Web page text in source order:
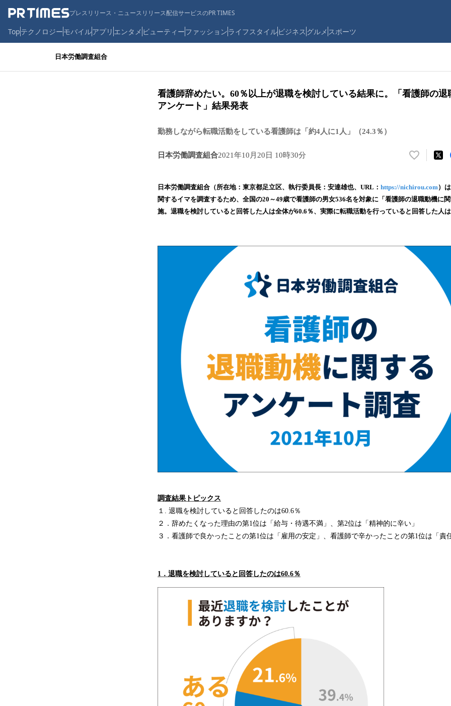
プレスリリース・ニュースリリース配信サービスのPR TIMES
Topテクノロジーモバイルアプリ エンタメ ビューティーファッションライフスタイルビジネス グルメ スポーツ
日本労働調査組合
看護師辞めたい。60％以上が退職を検討している結果に。「看護師の退
アンケート」結果発表
勤務しながら転職活動をしている看護師は「約4人に1人」（24.3％）
日本労働調査組合2021年10月20日 10時30分
い
！
数
を
込
み
日本労働調査組合（所在地：東京都足立区、執行委員長：安達雄也、URL： https://nichirou.com）
関するイマを調査するため、全国の20～49歳で看護師の男女536名を対象に「看護師の退職動機に
施。退職を検討していると回答した人は全体が60.6％、実際に転職活動を行っていると回答した人は
調査結果トピックス
１. 退職を検討していると回答したのは60.6％
２．辞めたくなった理由の第1位は「給与・待遇不満」、第2位は「精神的に辛い」
３．看護師で良かったことの第1位は「雇用の安定」、看護師で辛かったことの第1位は「責
1 ． 退職を検討していると回答したのは60.6％